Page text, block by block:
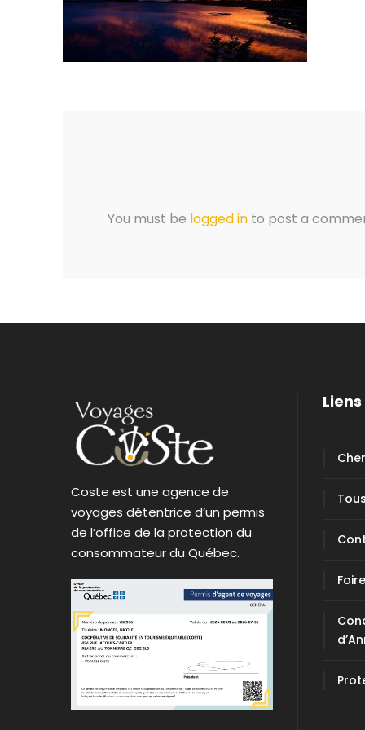
You must be logged in to post a
Coste est une agence de
voyages détentrice d’un permis
de l’office de la protection du
consommateur du Québec.